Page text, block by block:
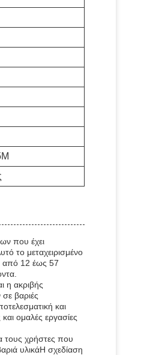
που έχει
το μεταχειρισμένο
από 12 έως 57
η ακριβής
βαριές
και
ομαλές εργασίες
τους χρήστες που
υλικάΗ σχεδίαση